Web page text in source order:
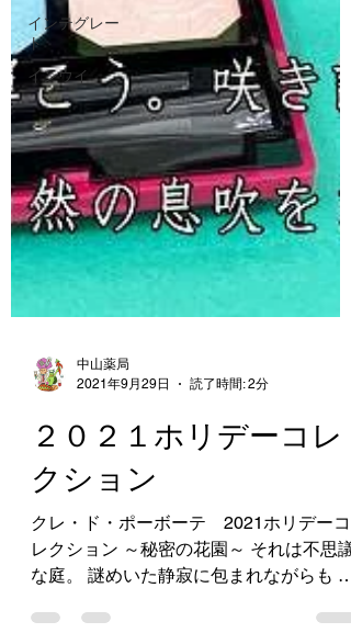
インテグレー
ト
インウイ
中山薬局
2021年9月29日
読了時間: 2分
２０２１ホリデーコレ
クション
レクション ～秘密の花園～ それは不思議